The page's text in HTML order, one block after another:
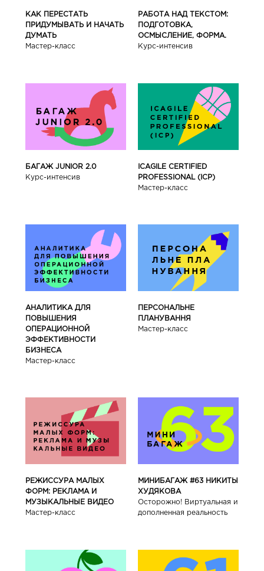
КАК ПЕРЕСТАТЬ
ПРИДУМЫВАТЬ И НАЧАТЬ
ДУМАТЬ
Мастер-класс
РАБОТА НАД ТЕКСТОМ:
ПОДГОТОВКА,
ОСМЫСЛЕНИЕ, ФОРМА.
Курс-интенсив
БАГАЖ JUNIOR 2.0
Курс-интенсив
ICAGILE CERTIFIED
PROFESSIONAL (ICP)
Мастер-класс
АНАЛИТИКА ДЛЯ
ПОВЫШЕНИЯ
ОПЕРАЦИОННОЙ
ЭФФЕКТИВНОСТИ
БИЗНЕСА
Мастер-класс
ПЕРСОНАЛЬНЕ
ПЛАНУВАННЯ
Мастер-класс
РЕЖИССУРА МАЛЫХ
ФОРМ: РЕКЛАМА И
МУЗЫКАЛЬНЫЕ ВИДЕО
Мастер-класс
МИНИБАГАЖ #63 НИКИТЫ
ХУДЯКОВА
Осторожно! Виртуальная и
дополненная реальность